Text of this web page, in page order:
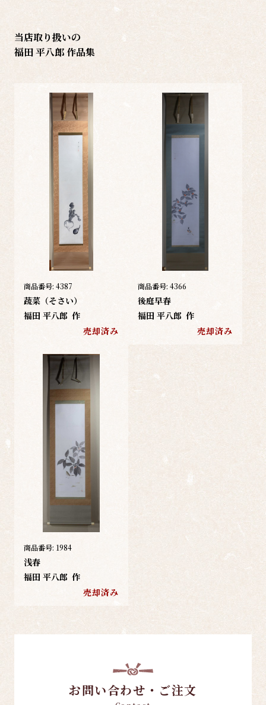
当店取り扱いの
福田 平八郎 作品集
商品番号: 4387
蔬菜（そさい）
福田 平八郎 作
売却済み
商品番号: 4366
後庭早春
福田 平八郎 作
売却済み
商品番号: 1984
浅春
福田 平八郎 作
売却済み
お問い合わせ・ご注文